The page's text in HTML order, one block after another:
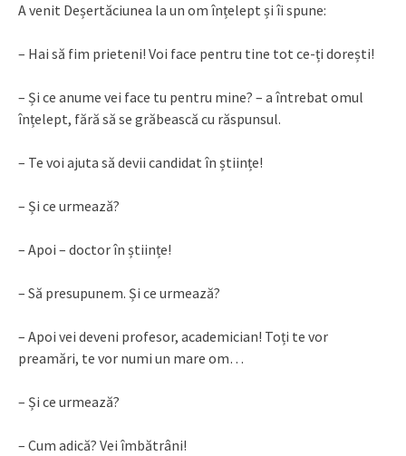
A venit Deșertăciunea la un om înțelept și îi spune:
– Hai să fim prieteni! Voi face pentru tine tot ce-ți dorești!
– Și ce anume vei face tu pentru mine? – a întrebat omul
înțelept, fără să se grăbească cu răspunsul.
– Te voi ajuta să devii candidat în științe!
– Și ce urmează?
– Apoi – doctor în științe!
– Să presupunem. Și ce urmează?
– Apoi vei deveni profesor, academician! Toți te vor
preamări, te vor numi un mare om…
– Și ce urmează?
– Cum adică? Vei îmbătrâni!